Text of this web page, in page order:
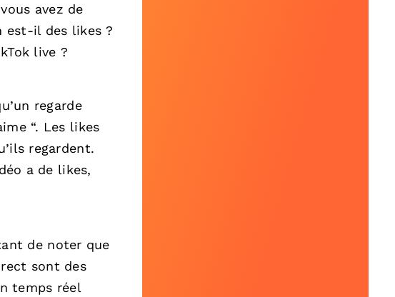
avez de
est-il des likes ?
live ?
regarde
“. Les likes
regardent.
a de likes,
de noter que
sont des
temps réel